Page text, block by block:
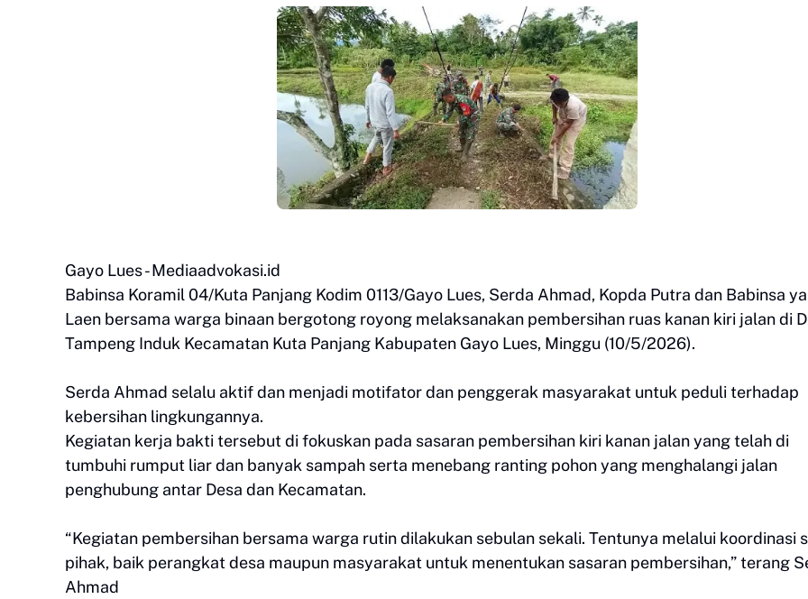
Gayo Lues - Mediaadvokasi.id
Babinsa Koramil 04/Kuta Panjang Kodim 0113/Gayo Lues, Serda Ahmad, Kopda Putra dan Babinsa
Laen bersama warga binaan bergotong royong melaksanakan pembersihan ruas kanan kiri jalan di
Tampeng Induk Kecamatan Kuta Panjang Kabupaten Gayo Lues, Minggu (10/5/2026).
Serda Ahmad selalu aktif dan menjadi motifator dan penggerak masyarakat untuk peduli terhadap
kebersihan lingkungannya.
Kegiatan kerja bakti tersebut di fokuskan pada sasaran pembersihan kiri kanan jalan yang telah di
tumbuhi rumput liar dan banyak sampah serta menebang ranting pohon yang menghalangi jalan
penghubung antar Desa dan Kecamatan.
“Kegiatan pembersihan bersama warga rutin dilakukan sebulan sekali. Tentunya melalui koordinasi
pihak, baik perangkat desa maupun masyarakat untuk menentukan sasaran pembersihan,” terang
Ahmad